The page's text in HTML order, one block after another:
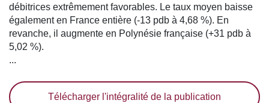
débitrices extrêmement favorables. Le taux moyen baisse
également en France entière (-13 pdb à 4,68 %). En
revanche, il augmente en Polynésie française (+31 pdb à
5,02 %).
...
Télécharger l'intégralité de la publication